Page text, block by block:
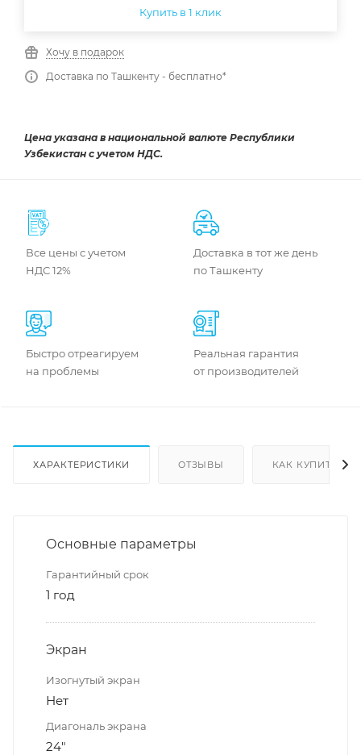
Купить в 1 клик
Хочу в подарок
Доставка по Ташкенту - бесплатно*
Цена указана в национальной валюте Республики
Узбекистан с учетом НДС.
Все цены с учетом
НДС 12%
Доставка в тот же день
по Ташкенту
Быстро отреагируем
на проблемы
Реальная гарантия
от производителей
ХАРАКТЕРИСТИКИ ОТЗЫВЫ КАК КУПИТЬ
Основные параметры
Гарантийный срок
1 год
Экран
Изогнутый экран
Нет
Диагональ экрана
24"